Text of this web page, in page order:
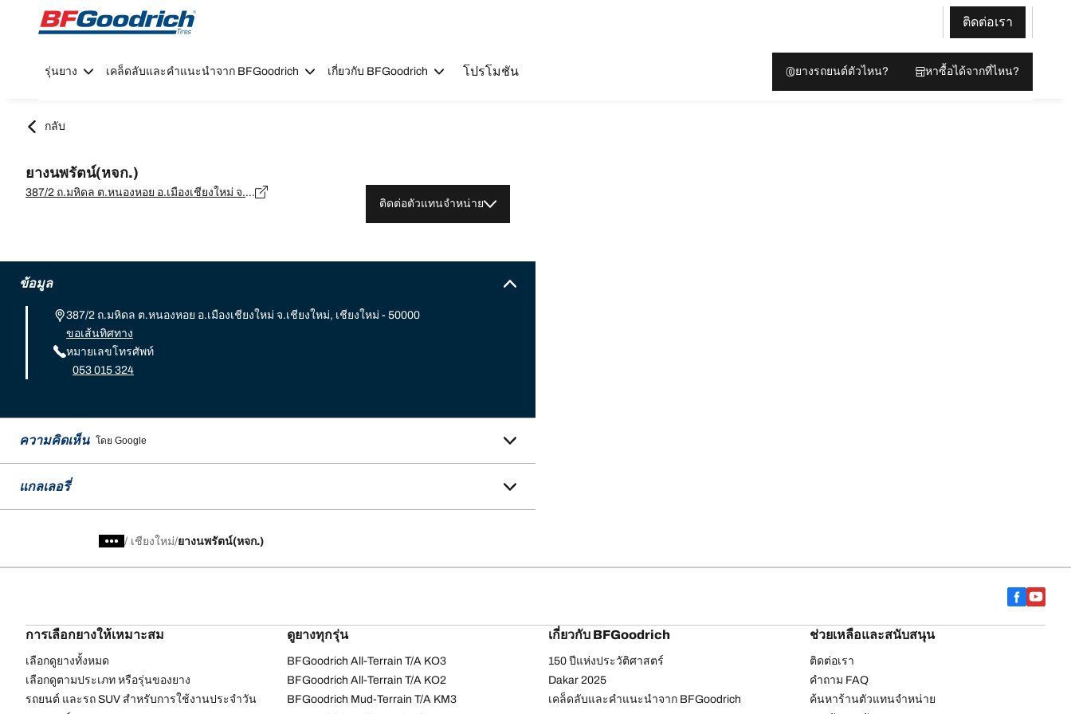
Go to page content
Go to page navigation
ติดต่อเรา
รุ่นยาง เคล็ดลับและคำแนะนำจาก BFGoodrich เกี่ยวกับ BFGoodrich โปรโมชัน ยางรถยนต์ตัวไหน? หาซื้อได้จากที่ไหน?
กลับ
ยางนพรัตน์(หจก.)
387/2 ถ.มหิดล ต.หนองหอย อ.เมืองเชียงใหม่ จ.เชียงใหม่, เชียงใหม่ - 50000
ติดต่อตัวแทนจำหน่าย
ข้อมูล
387/2 ถ.มหิดล ต.หนองหอย อ.เมืองเชียงใหม่ จ.เชียงใหม่, เชียงใหม่ - 50000
ขอเส้นทิศทาง
หมายเลขโทรศัพท์
053 015 324
ความคิดเห็น โดย Google
แกลเลอรี่
/ เชียงใหม่ ยางนพรัตน์(หจก.)
การเลือกยางให้เหมาะสม
เลือกดูยางทั้งหมด
เลือกดูตามประเภท หรือรุ่นของยาง
รถยนต์ และรถ SUV สำหรับการใช้งานประจำวัน
ดูยางทุกรุ่น
BFGoodrich All-Terrain T/A KO3
BFGoodrich All-Terrain T/A KO2
BFGoodrich Mud-Terrain T/A KM3
เกี่ยวกับ BFGoodrich
150 ปีแห่งประวัติศาสตร์
Dakar 2025
เคล็ดลับและคำแนะนำจาก BFGoodrich
ช่วยเหลือและสนับสนุน
ติดต่อเรา
คำถาม FAQ
ค้นหาร้านตัวแทนจำหน่าย